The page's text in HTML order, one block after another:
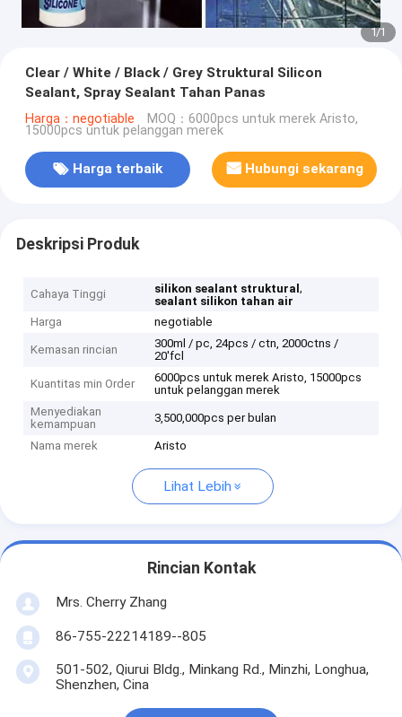
1/1
Clear / White / Black / Grey Struktural Silicon
Sealant, Spray Sealant Tahan Panas
Harga：negotiable MOQ：6000pcs untuk merek Aristo,
15000pcs untuk pelanggan merek
Harga terbaik Hubungi sekarang
Deskripsi Produk
Cahaya Tinggi silikon sealant struktural,
sealant silikon tahan air
Harga
negotiable
Kemasan rincian
300ml / pc, 24pcs / ctn, 2000ctns /
20'fcl
Kuantitas min Order
6000pcs untuk merek Aristo, 15000pcs
untuk pelanggan merek
Menyediakan
kemampuan
3,500,000pcs per bulan
Nama merek Aristo
Lihat Lebih
Rincian Kontak
Mrs. Cherry Zhang
86-755-22214189--805
501-502, Qiurui Bldg., Minkang Rd., Minzhi, Longhua,
Shenzhen, Cina